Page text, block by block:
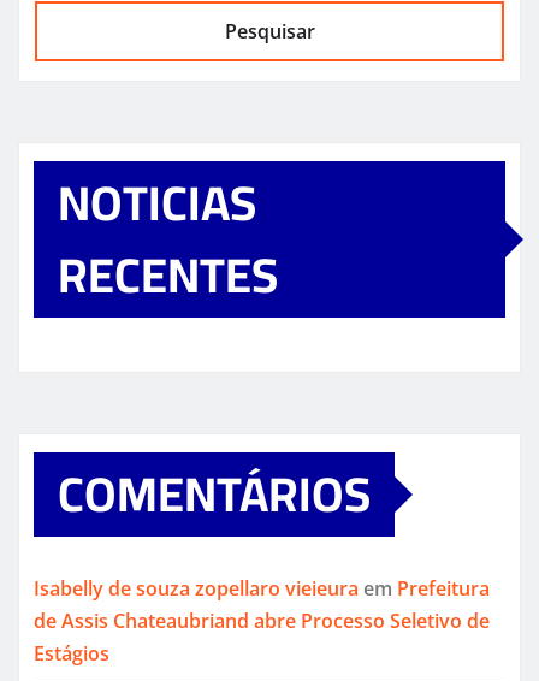
Pesquisar
NOTICIAS
RECENTES
COMENTÁRIOS
Isabelly de souza zopellaro vieieura em Prefeitura
de Assis Chateaubriand abre Processo Seletivo de
Estágios